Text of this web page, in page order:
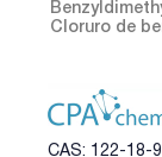
Cloruro de
CAS: 122-18-9